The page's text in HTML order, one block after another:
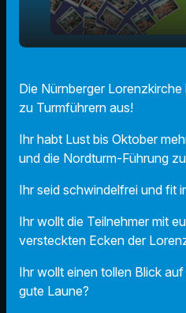
play_arrow werden?
00:00
Die Nürnberger
zu Turmführern aus!
Ihr habt Lust bis Oktober
und die Nordturm-Führung
Ihr seid schwindelfrei und fit
Ihr wollt die Teilnehmer mit
versteckten Ecken der
Ihr wollt einen tollen Blick
gute Laune?